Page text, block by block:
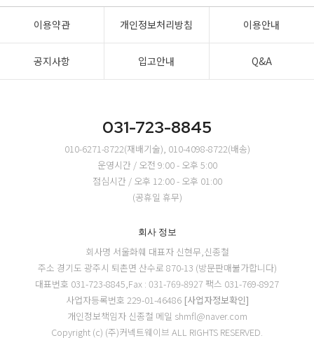
이용약관 개인정보처리방침 이용안내
공지사항 입고안내 Q&A
031-723-8845
010-6271-8722(재배기술), 010-4098-8722(배송)
운영시간 / 오전 9:00 - 오후 5:00
점심시간 / 오후 12:00 - 오후 01:00
(공휴일 휴무)
회사 정보
회사명 서울화훼 대표자 신현무,신종철
주소 경기도 광주시 퇴촌면 산수로 870-13 (방문판매불가합니다)
대표번호 031-723-8845,Fax : 031-769-8927 팩스 031-769-8927
사업자등록번호 229-01-46486 [사업자정보확인]
개인정보책임자 신종철 메일 shmfl@naver.com
Copyright (c) (주)커넥트웨이브 ALL RIGHTS RESERVED.